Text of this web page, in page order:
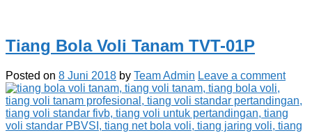
Tiang Bola Voli Tanam TVT-01P
Posted on 8 Juni 2018 by Team Admin Leave a comment